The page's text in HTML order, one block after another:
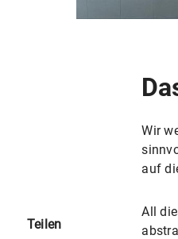
Wir
auf
All
Teilen